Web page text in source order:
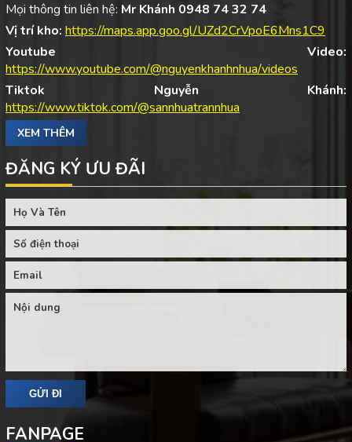
Mọi thông tin liên hệ: Mr Khánh 0948 74 32 74
Vị trí kho: https://maps.app.goo.gl/UZd2CrVpoE6Mns1C9
Youtube Video:
https://www.youtube.com/@nguyenkhanhnhua/videos
Tiktok Nguyễn Khánh:
https://www.tiktok.com/@sannhuatrannhua
XEM THÊM
ĐĂNG KÝ ƯU ĐÃI
FANPAGE